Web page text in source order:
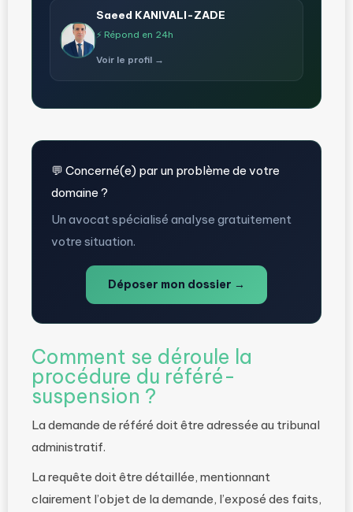
Saeed KANIVALI-ZADE
⚡ Répond en 24h
Voir le profil →
💬 Concerné(e) par un problème de votre
domaine ?
Un avocat spécialisé analyse gratuitement
votre situation.
Déposer mon dossier →
Comment se déroule la
procédure du référé-
suspension ?
La demande de référé doit être adressée au tribunal
administratif.
La requête doit être détaillée, mentionnant
clairement l’objet de la demande, l’exposé des faits,